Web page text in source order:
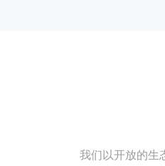
我们以开放的生